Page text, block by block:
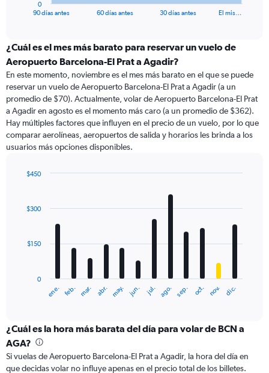
categories.
Range:
91
categories.
The
chart
has
1
Y
axis
values.
to
90 días antes 60 días antes 30 días antes El mis…
0
¿Cuál es el mes más barato para reservar un vuelo de
Aeropuerto Barcelona-El Prat a Agadir?
En este momento, noviembre es el mes más barato en el que se puede
reservar un vuelo de Aeropuerto Barcelona-El Prat a Agadir (a un
promedio de $70). Actualmente, volar de Aeropuerto Barcelona-El Prat
a Agadir en agosto es el momento más caro (a un promedio de $362).
Hay múltiples factores que influyen en el precio de un vuelo, por lo que
comparar aerolíneas, aeropuertos de salida y horarios les brinda a los
usuarios más opciones disponibles.
with
12
The
categories.
Range:
12
categories.
ene. feb. mar. abr. may. jun. jul. ago. sep. oct. nov. dic.
0
$150
$300
$450
¿Cuál es la hora más barata del día para volar de BCN a
AGA?
Si vuelas de Aeropuerto Barcelona-El Prat a Agadir, la hora del día en
que decidas volar no influye apenas en el precio total de los billetes.